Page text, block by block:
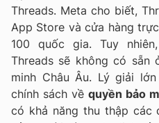
Threads. Meta cho biết,
App Store và cửa hàng
100 quốc gia. Tuy
Threads sẽ không có sẵn
minh Châu Âu. Lý giải
chính sách về quyền bảo
có khả năng thu thập các